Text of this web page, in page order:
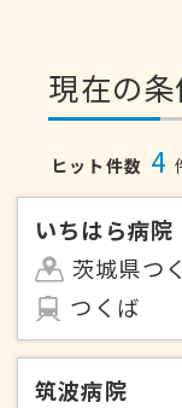
現在の
ヒット件数 4
いちはら病院
茨城県つ
つくば
筑波病院